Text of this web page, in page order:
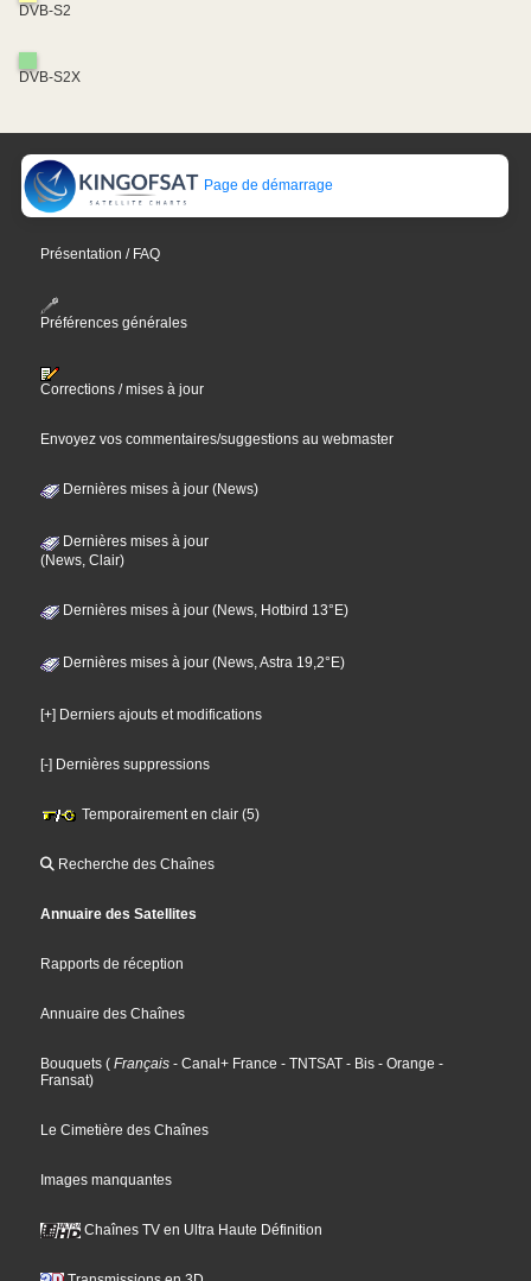
DVB-S2
DVB-S2X
Page de démarrage
Présentation / FAQ
Préférences générales
Corrections / mises à jour
Envoyez vos commentaires/suggestions au webmaster
Dernières mises à jour (News)
Dernières mises à jour
(News, Clair)
Dernières mises à jour (News, Hotbird 13°E)
Dernières mises à jour (News, Astra 19,2°E)
[+] Derniers ajouts et modifications
[-] Dernières suppressions
Temporairement en clair (5)
Recherche des Chaînes
Annuaire des Satellites
Rapports de réception
Annuaire des Chaînes
Bouquets ( Français - Canal+ France - TNTSAT - Bis - Orange -
Fransat)
Le Cimetière des Chaînes
Images manquantes
Chaînes TV en Ultra Haute Définition